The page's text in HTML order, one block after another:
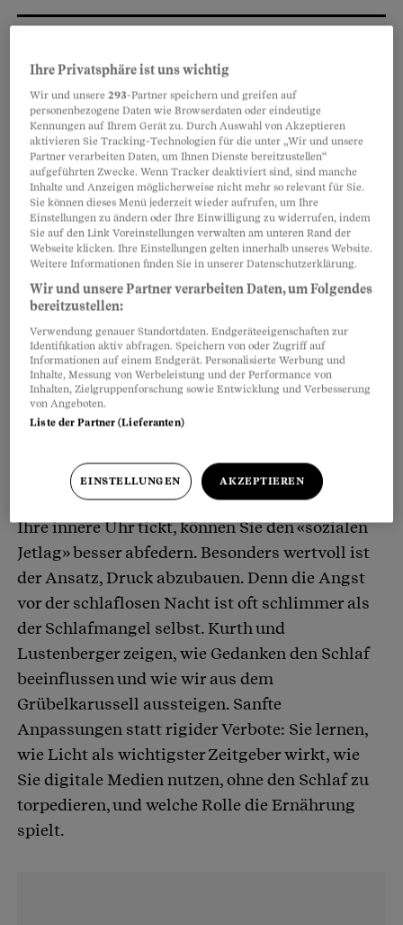
Partnerinhalte
Welcher Chronotyp sind Sie?
Das Buch räumt wohltuend mit Mythen auf.
Müssen es wirklich acht Stunden sein? Nein, das
Schlafbedürfnis ist so individuell wie ein
Fingerabdruck. Sind Sie eine Eule oder eine
Chronotyp zu erkennen. Dies ist gerade bei der
Zeitumstellung Gold wert: Wenn Sie wissen, wie
Ihre innere Uhr tickt, können Sie den «sozialen
Jetlag» besser abfedern. Besonders wertvoll ist
der Ansatz, Druck abzubauen. Denn die Angst
vor der schlaflosen Nacht ist oft schlimmer als
der Schlafmangel selbst. Kurth und
Lustenberger zeigen, wie Gedanken den Schlaf
beeinflussen und wie wir aus dem
Grübelkarussell aussteigen. Sanfte
Anpassungen statt rigider Verbote: Sie lernen,
wie Licht als wichtigster Zeitgeber wirkt, wie
Sie digitale Medien nutzen, ohne den Schlaf zu
torpedieren, und welche Rolle die Ernährung
spielt.
Ihre Privatsphäre ist uns wichtig
Wir und unsere293-Partner speichern und greifen auf
personenbezogene Daten wie Browserdaten oder eindeutige
Kennungen auf Ihrem Gerät zu. Durch Auswahl von Akzeptieren
aktivieren Sie Tracking-Technologien für die unter „Wir und unsere
Partner verarbeiten Daten, um Ihnen Dienste bereitzustellen“
aufgeführten Zwecke. Wenn Tracker deaktiviert sind, sind manche
Inhalte und Anzeigen möglicherweise nicht mehr so relevant für Sie.
Sie können dieses Menü jederzeit wieder aufrufen, um Ihre
Einstellungen zu ändern oder Ihre Einwilligung zu widerrufen, indem
Sie auf den Link Voreinstellungen verwalten am unteren Rand der
Webseite klicken. Ihre Einstellungen gelten innerhalb unseres Website.
Weitere Informationen finden Sie in unserer Datenschutzerklärung.
Wir und unsere Partner verarbeiten Daten, um Folgendes
bereitzustellen:
Verwendung genauer Standortdaten. Endgeräteeigenschaften zur
Identifikation aktiv abfragen. Speichern von oder Zugriff auf
Informationen auf einem Endgerät. Personalisierte Werbung und
Inhalte, Messung von Werbeleistung und der Performance von
Inhalten, Zielgruppenforschung sowie Entwicklung und Verbesserung
von Angeboten.
Liste der Partner (Lieferanten)
EINSTELLUNGEN AKZEPTIEREN